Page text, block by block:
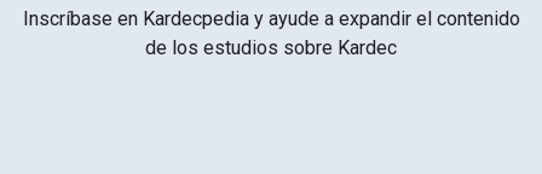
Inscríbase en Kardecpedia y ayude a expandir el contenido
de los estudios sobre Kardec